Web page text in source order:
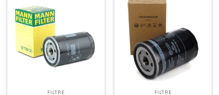
FILTRE FILTRE